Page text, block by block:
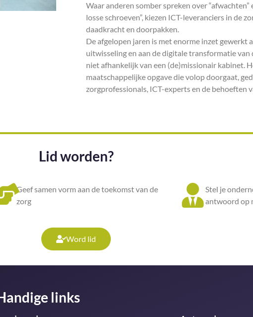
Waar anderen somber spreken over
losse schroeven”, kiezen ICT-leveranciers in de
daadkracht en doorpakken.
De afgelopen jaren is met enorme inzet gewerkt
uitwisseling en aan de digitale transformatie van
niet afhankelijk van een (de)missionair kabinet.
maatschappelijke opgave die volop doorgaat,
zorgprofessionals, ICT-experts en de behoeften
Lid worden?
Geef samen vorm aan de toekomst van de
zorg
Stel je
antwoord op
Word lid
links